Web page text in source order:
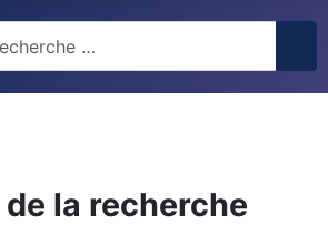
la recherche